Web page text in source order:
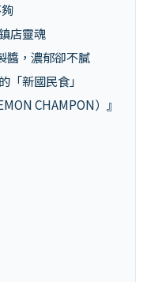
店靈魂
醬，濃郁卻不膩
「新國民食」
CHAMPON）』